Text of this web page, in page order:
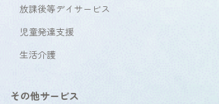
放課後等デイサービス
児童発達支援
生活介護
その他サービス